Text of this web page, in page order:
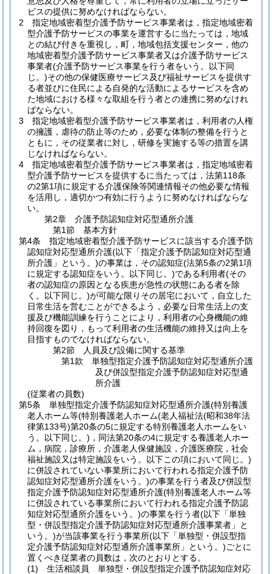
ビスの提供に努めなければならない。
2
指定地域密着型介護予防サービス事業者は，指定地域密着
型介護予防サービスの事業を運営するに当たっては，地域
との結び付きを重視し，町，地域包括支援センター，他の
地域密着型介護予防サービス事業者又は介護予防サービス
事業者(介護予防サービス事業を行う者をいう。以下同
じ。)その他の保健医療サービス及び福祉サービスを提供す
る者並びに住民による自発的な活動によるサービスを含め
た地域における様々な取組を行う者との連携に努めなけれ
ばならない。
3
指定地域密着型介護予防サービス事業者は，利用者の人権
の擁護，虐待の防止等のため，必要な体制の整備を行うと
ともに，その従業者に対し，研修を実施する等の措置を講
じなければならない。
4
指定地域密着型介護予防サービス事業者は，指定地域密着
型介護予防サービスを提供するに当たっては，法第118条
の2第1項に規定する介護保険等関連情報その他必要な情報
を活用し，適切かつ有効に行うように努めなければならな
い。
第2章
介護予防認知症対応型通所介護
第1節
基本方針
第4条
指定地域密着型介護予防サービスに該当する介護予防
認知症対応型通所介護(以下「指定介護予防認知症対応型通
所介護」という。)の事業は，その認知症(法第5条の2第1項
に規定する認知症をいう。以下同じ。)である利用者(その
者の認知症の原因となる疾患が急性の状態にある者を除
く。以下同じ。)が可能な限りその居宅において，自立した
日常生活を営むことができるよう，必要な日常生活上の支
援及び機能訓練を行うことにより，利用者の心身機能の維
持回復を図り，もって利用者の生活機能の維持又は向上を
目指すものでなければならない。
第2節
人員及び設備に関する基準
第1款
単独型指定介護予防認知症対応型通所介護
及び併設型指定介護予防認知症対応型通
所介護
(従業者の員数)
第5条
単独型指定介護予防認知症対応型通所介護(特別養護
老人ホーム等(特別養護老人ホーム(老人福祉法(昭和38年法
律第133号)第20条の5に規定する特別養護老人ホームをい
う。以下同じ。) ，同法第20条の4に規定する養護老人ホー
ム，病院，診療所，介護老人保健施設，介護医療院，社会
福祉施設又は特定施設をいう。以下この項において同じ。)
に併設されていない事業所において行われる指定介護予防
認知症対応型通所介護をいう。)の事業を行う者及び併設型
指定介護予防認知症対応型通所介護(特別養護老人ホーム等
に併設されている事業所において行われる指定介護予防認
知症対応型通所介護をいう。)の事業を行う者(以下「単独
型・併設型指定介護予防認知症対応型通所介護事業者」と
いう。)が当該事業を行う事業所(以下「単独型・併設型指
定介護予防認知症対応型通所介護事業所」という。)ごとに
置くべき従業者の員数は，次のとおりとする。
(1)
生活相談員 単独型・併設型指定介護予防認知症対応